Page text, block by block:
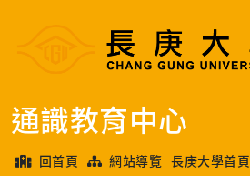
通識教育中心
回首頁 網站導覽 長庚大學首頁